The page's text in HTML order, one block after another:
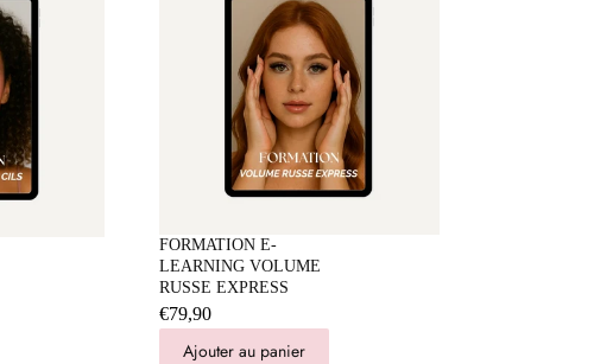
FORMATION E-
LEARNING VOLUME
RUSSE EXPRESS
€79,90
Ajouter au panier